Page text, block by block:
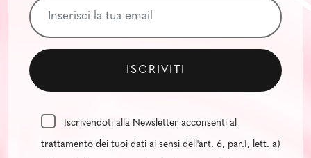
Iscrivendoti alla Newsletter acconsenti al
trattamento dei tuoi dati ai sensi dell'art. 6, par.1, lett. a)